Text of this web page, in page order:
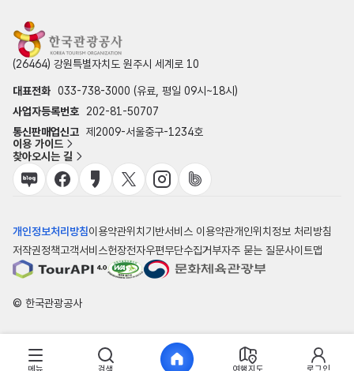
(26464) 강원특별자치도 원주시 세계로 10
대표전화 033-738-3000 (유료, 평일 09시~18시)
사업자등록번호
202-81-50707
통신판매업신고 제2009-서울중구-1234호
이용 가이드
찾아오시는 길
개인정보처리방침이용약관위치기반서비스 이용약관개인위치정보 처리방침
저작권정책고객서비스헌장전자우편무단수집거부자주 묻는 질문사이트맵
© 한국관광공사
메뉴 검색 여행지도 로그인